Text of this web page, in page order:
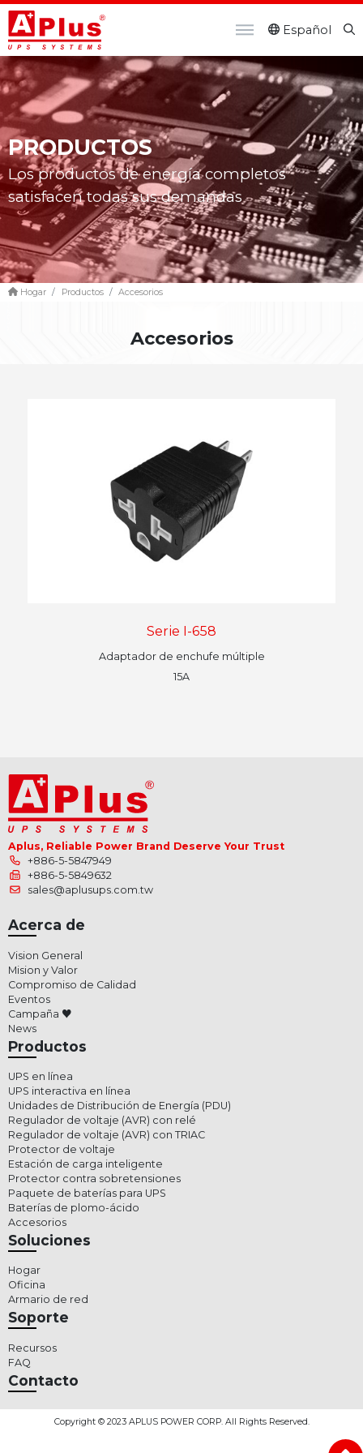
Español
PRODUCTOS
Los productos de energía completos
satisfacen todas sus demandas
Hogar Productos Accesorios
Accesorios
Serie I-658
Adaptador de enchufe múltiple
15A
Aplus, Reliable Power Brand Deserve Your Trust
+886-5-5847949
+886-5-5849632
sales@aplusups.com.tw
Acerca de
Vision General
Mision y Valor
Compromiso de Calidad
Eventos
Campaña ♥
News
Productos
UPS en línea
UPS interactiva en línea
Unidades de Distribución de Energía (PDU)
Regulador de voltaje (AVR) con relé
Regulador de voltaje (AVR) con TRIAC
Protector de voltaje
Estación de carga inteligente
Protector contra sobretensiones
Paquete de baterías para UPS
Baterías de plomo-ácido
Accesorios
Soluciones
Hogar
Oficina
Armario de red
Soporte
Recursos
FAQ
Contacto
Copyright © 2023 APLUS POWER CORP. All Rights Reserved.